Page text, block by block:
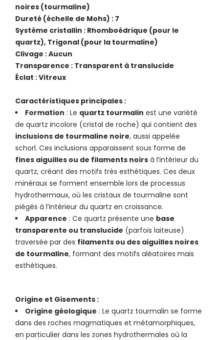
noires (tourmaline)
Dureté (échelle de Mohs) : 7
Système cristallin : Rhomboédrique (pour le
quartz), Trigonal (pour la tourmaline)
Clivage : Aucun
Transparence : Transparent à translucide
Éclat : Vitreux
Caractéristiques principales :
Formation : Le quartz tourmalin est une variété
de quartz incolore (cristal de roche) qui contient des
inclusions de tourmaline noire, aussi appelée
schorl. Ces inclusions apparaissent sous forme de
fines aiguilles ou de filaments noirs à l’intérieur du
quartz, créant des motifs très esthétiques. Ces deux
minéraux se forment ensemble lors de processus
hydrothermaux, où les cristaux de tourmaline sont
piégés à l’intérieur du quartz en croissance.
Apparence : Ce quartz présente une base
transparente ou translucide (parfois laiteuse)
traversée par des filaments ou des aiguilles noires
de tourmaline, formant des motifs aléatoires mais
esthétiques.
Origine et Gisements :
Origine géologique : Le quartz tourmalin se forme
dans des roches magmatiques et métamorphiques,
en particulier dans les zones hydrothermales où la